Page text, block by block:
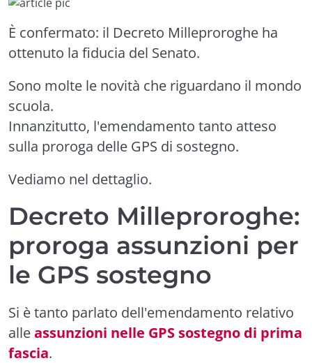
È confermato: il Decreto Milleproroghe ha
ottenuto la fiducia del Senato.
Sono molte le novità che riguardano il mondo
scuola.
Innanzitutto, l'emendamento tanto atteso
sulla proroga delle GPS di sostegno.
Vediamo nel dettaglio.
Decreto Milleproroghe:
proroga assunzioni per
le GPS sostegno
Si è tanto parlato dell'emendamento relativo
alleassunzioni nelle GPS sostegno di prima
fascia.